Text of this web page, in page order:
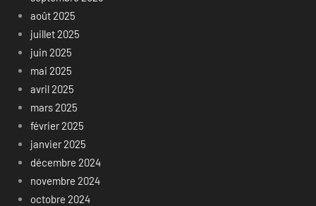
août 2025
juillet 2025
juin 2025
mai 2025
avril 2025
mars 2025
février 2025
janvier 2025
décembre 2024
novembre 2024
octobre 2024